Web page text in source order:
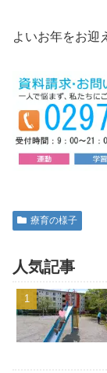
よいお年をお迎
療育の様子
人気記事